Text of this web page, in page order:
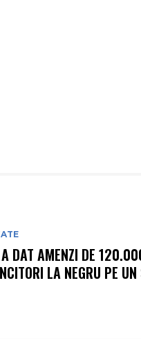
DAT AMENZI DE
LA NEGRU PE